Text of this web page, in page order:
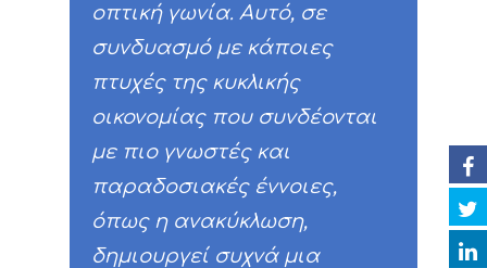
οπτική γωνία. Αυτό, σε
συνδυασμό με κάποιες
πτυχές της κυκλικής
οικονομίας που συνδέονται
με πιο γνωστές και
παραδοσιακές έννοιες,
όπως η ανακύκλωση,
δημιουργεί συχνά μια
Εταίροι
αποτελέσματα
D. Δράσεις
Παρακολούθησης
επιπτώσεων του
Νέα
Newsletter
Εκδηλώσεις
Ημερολόγιο
Βιβλιοθήκη
Φωτογραφίες
Βίντεο
Επικοινωνία